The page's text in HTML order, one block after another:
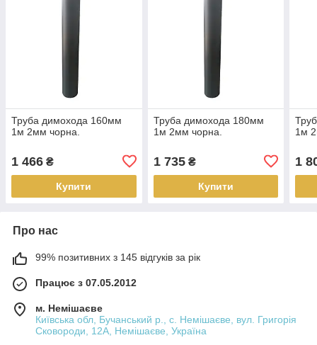
Труба димохода 160мм
1м 2мм чорна.
1 466 ₴
Купити
Труба димохода 180мм
1м 2мм чорна.
1 735₴
Купити
1м
1
Про нас
99% позитивних з 145 відгуків за рік
Працює з 07.05.2012
м. Немішаєве
Київська обл, Бучанський р., с. Немішаєве, вул. Григорія
Сковороди, 12А, Немішаєве, Україна